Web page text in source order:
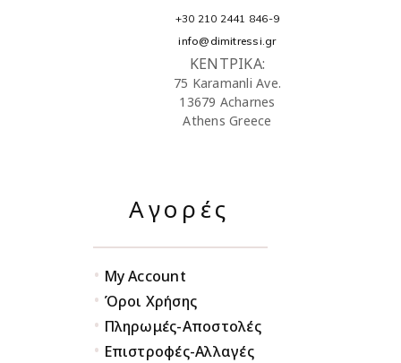
+30 210 2441 846-9
info@dimitressi.gr
ΚΕΝΤΡΙΚΑ:
75 Karamanli Ave.
13679 Acharnes
Athens Greece
Αγορές
• My Account
• Όροι Χρήσης
• Πληρωμές-Αποστολές
• Επιστροφές-Αλλαγές